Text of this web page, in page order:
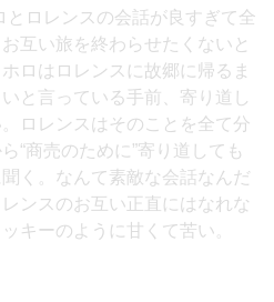
とロレンスの会話が良すぎて全
互い旅を終わらせたくないと
ロはロレンスに故郷に帰るま
と言っている手前、寄り道し
ロレンスはそのことを全て分
“商売のために”寄り道しても
く。なんて素敵な会話なんだ
ンスのお互い正直にはなれな
キーのように甘くて苦い。